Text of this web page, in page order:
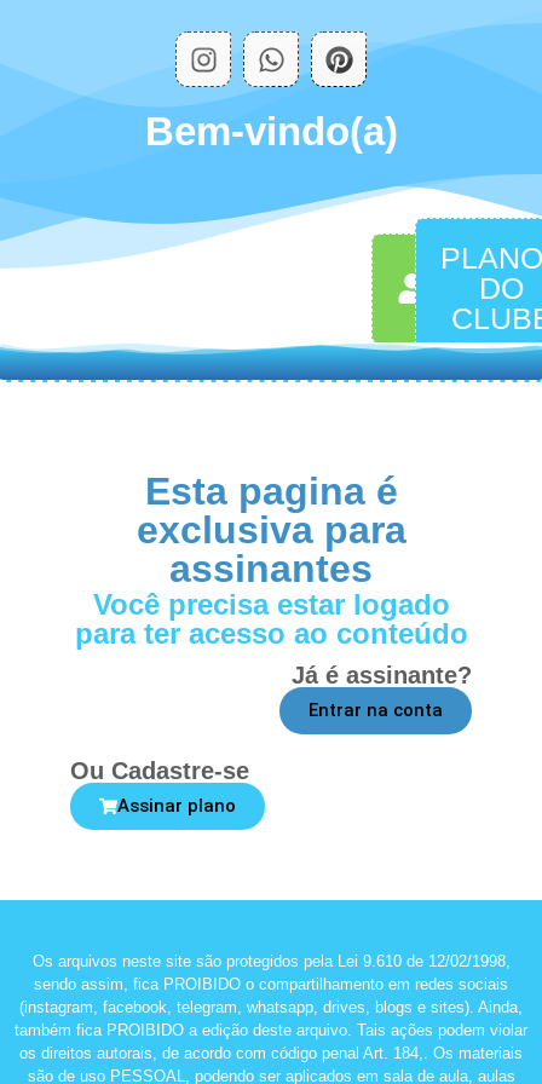
Bem-vindo(a)
MINHA
CONTA
DO
Esta pagina é
exclusiva para
assinantes
Você precisa estar logado
para ter acesso ao conteúdo
Já é assinante?
Entrar na conta
Ou Cadastre-se
Assinar plano
Os arquivos neste site são protegidos pela Lei 9.610 de 12/02/1998,
sendo assim, fica PROIBIDO o compartilhamento em redes sociais
(instagram, facebook, telegram, whatsapp, drives, blogs e sites). Ainda,
também fica PROIBIDO a edição deste arquivo. Tais ações podem violar
os direitos autorais, de acordo com código penal Art. 184,. Os materiais
são de uso PESSOAL, podendo ser aplicados em sala de aula, aulas